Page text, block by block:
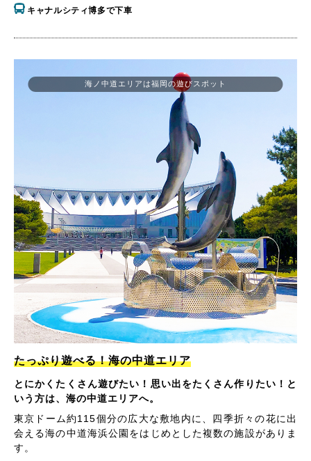
キャナルシティ博多で下車
海ノ中道エリアは福岡の遊びスポット
たっぷり遊べる！海の中道エリア
とにかくたくさん遊びたい！思い出をたくさん作りたい！と
いう方は、海の中道エリアへ。
東京ドーム約115個分の広大な敷地内に、四季折々の花に出
会える海の中道海浜公園をはじめとした複数の施設がありま
す。